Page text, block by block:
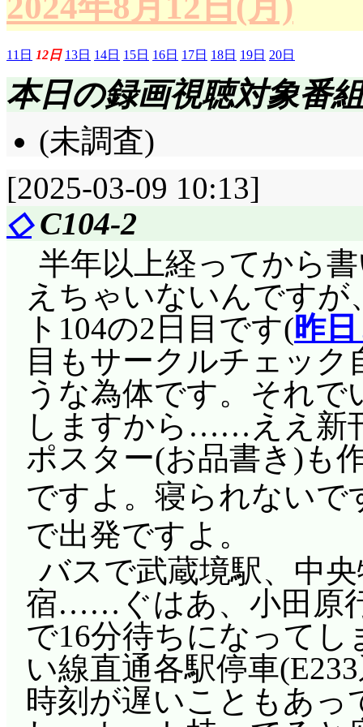
11日 12日 13日 14日 15日 16日 17日 18日 19日 20日
本日の録画視聴対象番組
(未調査)
[2025-03-09 10:13]
◇C104-2
半年以上経ってから
えちゃいないんです
ト104の2日目です(昨
目もサークルチェッ
うな為体です。それで
しますから……ええ新
ポスター(お品書き)も
ですよ。寝られないで
で出発ですよ。
バスで武蔵境駅、中
宿……ぐはあ、小田原
で16分待ちになって
い線直通各駅停車
時刻が遅いこともあっ